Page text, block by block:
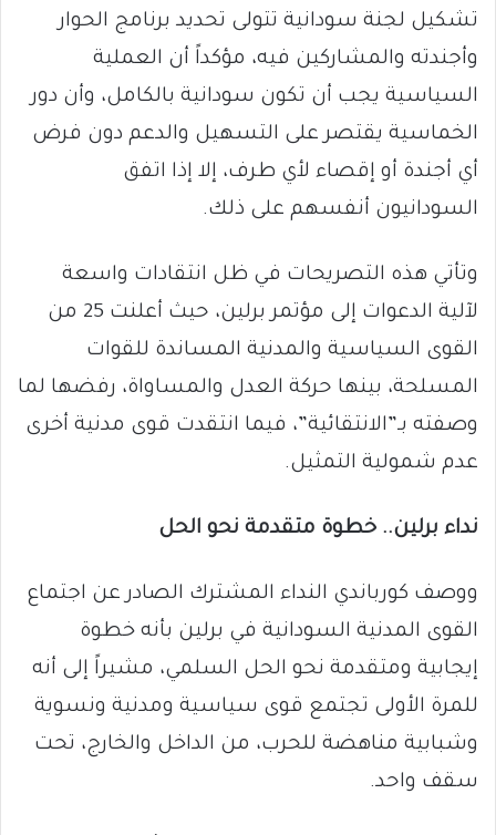
تشكيل لجنة سودانية تتولى تحديد برنامج الحوار
وأجندته والمشاركين فيه، مؤكداً أن العملية
السياسية يجب أن تكون سودانية بالكامل، وأن دور
الخماسية يقتصر على التسهيل والدعم دون فرض
أي أجندة أو إقصاء لأي طرف، إلا إذا اتفق
السودانيون أنفسهم على ذلك.
وتأتي هذه التصريحات في ظل انتقادات واسعة
لآلية الدعوات إلى مؤتمر برلين، حيث أعلنت 25 من
القوى السياسية والمدنية المساندة للقوات
المسلحة، بينها حركة العدل والمساواة، رفضها لما
وصفته بـ”الانتقائية”، فيما انتقدت قوى مدنية أخرى
عدم شمولية التمثيل.
نداء برلين.. خطوة متقدمة نحو الحل
ووصف كورباندي النداء المشترك الصادر عن اجتماع
القوى المدنية السودانية في برلين بأنه خطوة
إيجابية ومتقدمة نحو الحل السلمي، مشيراً إلى أنه
للمرة الأولى تجتمع قوى سياسية ومدنية ونسوية
وشبابية مناهضة للحرب، من الداخل والخارج، تحت
سقف واحد.